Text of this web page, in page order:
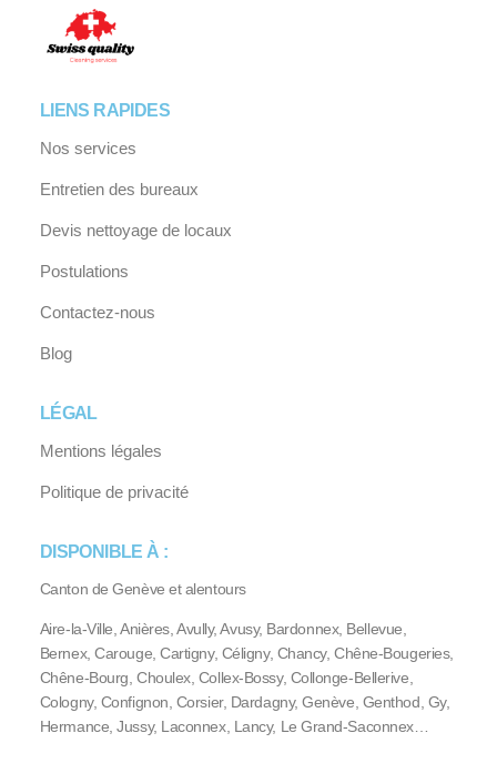
LIENS RAPIDES
Nos services
Entretien des bureaux
Devis nettoyage de locaux
Postulations
Contactez-nous
Blog
LÉGAL
Mentions légales
Politique de privacité
DISPONIBLE À :
Canton de Genève et alentours
Aire-la-Ville, Anières, Avully, Avusy, Bardonnex, Bellevue,
Bernex, Carouge, Cartigny, Céligny, Chancy, Chêne-Bougeries,
Chêne-Bourg, Choulex, Collex-Bossy, Collonge-Bellerive,
Cologny, Confignon, Corsier, Dardagny, Genève, Genthod, Gy,
Hermance, Jussy, Laconnex, Lancy, Le Grand-Saconnex…